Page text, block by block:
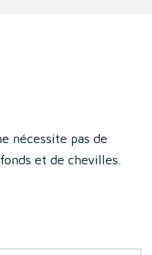
nécessite pas de
et de chevilles.